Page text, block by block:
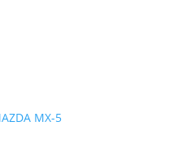
auf.